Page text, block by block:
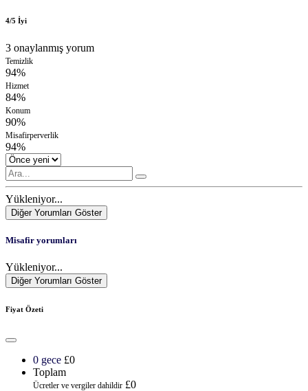
4/5 İyi
3 onaylanmış yorum
Temizlik
94%
Hizmet
84%
Konum
90%
Misafirperverlik
94%
Yükleniyor...
Diğer Yorumları Göster
Misafir yorumları
Yükleniyor...
Diğer Yorumları Göster
Fiyat Özeti
0 gece £0
Toplam
Ücretler ve vergiler dahildir £0